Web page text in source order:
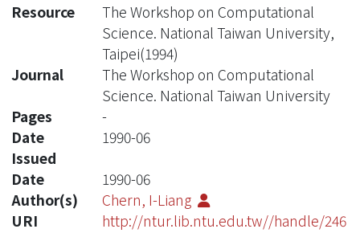
Resource
The Workshop on Computational
Science. National Taiwan University,
Taipei(1994)
Journal
The Workshop on Computational
Science. National Taiwan University
Pages
-
Date
Issued
1990-06
Date
1990-06
Author(s)
Chern, I-Liang
URI
http://ntur.lib.ntu.edu.tw//handle/246